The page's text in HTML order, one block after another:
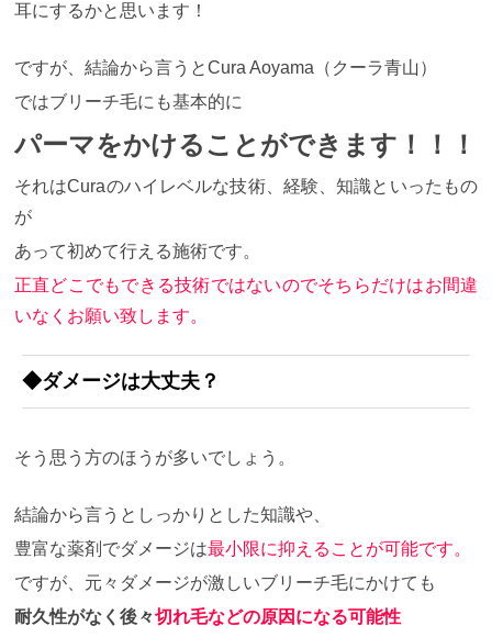
耳にするかと思います！
ですが、結論から言うとCura Aoyama（クーラ青山）
ではブリーチ毛にも基本的に
パーマをかけることができます！！！
それはCuraのハイレベルな技術、経験、知識といったもの
が
あって初めて行える施術です。
正直どこでもできる技術ではないのでそちらだけはお間違
いなくお願い致します。
◆ダメージは大丈夫？
そう思う方のほうが多いでしょう。
結論から言うとしっかりとした知識や、
豊富な薬剤でダメージは最小限に抑えることが可能です。
ですが、元々ダメージが激しいブリーチ毛にかけても
耐久性がなく後々切れ毛などの原因になる可能性